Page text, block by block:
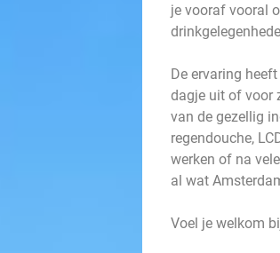
je vooraf vooral
De ervaring
dagje uit of voor
van de gezellig
regendouche,
werken of na
al wat
Voel je welkom